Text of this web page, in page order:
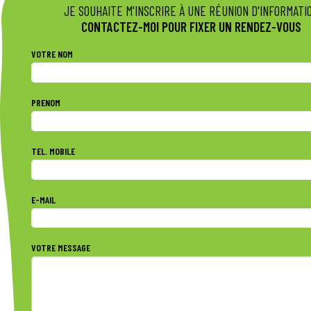
nombreuses offres d'emploi du territoire.
JE SOUHAITE M'INSCRIRE À UNE RÉUNION
CONTACTEZ-MOI POUR FIXER UN RENDEZ-VOUS
VOTRE NOM
PRENOM
TEL. MOBILE
E-MAIL
VOTRE MESSAGE